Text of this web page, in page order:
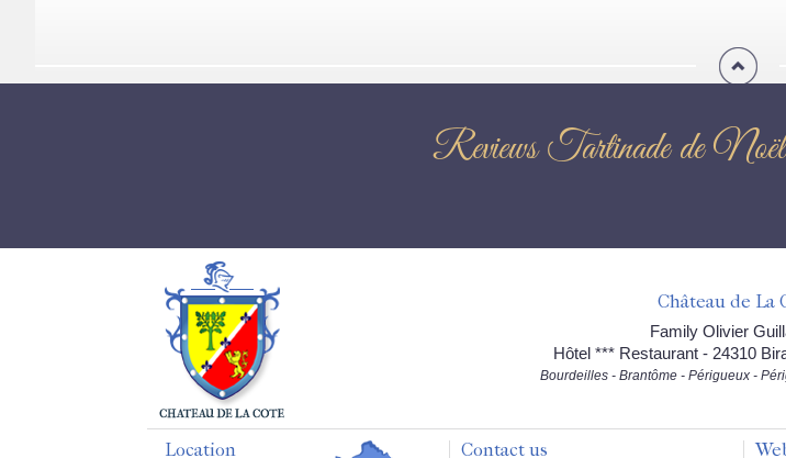
Reviews Tartinade
Château de La
Family Olivier
Hôtel *** Restaurant - 24310
Bourdeilles - Brantôme - Périgueux -
Location Contact us